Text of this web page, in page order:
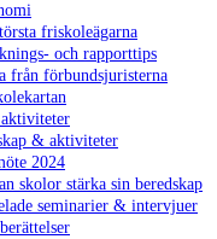
friskoleägarna
och rapporttips
från förbundsjuristerna
& aktiviteter
2024
skolor stärka sin beredskap
seminarier & intervjuer